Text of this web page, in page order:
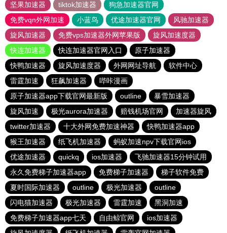
坚果加速器
tiktok加速器
狗急加速器官网
免费vqn外网加速
小蓝鸟 优途加速器官网
风驰加速器
旋风加速器
免费vps加速器外网苹果版
旋风加速度器
快连加速器
快连加速器官网入口
原子加速器
快鸭加速器
旋风加速度器 外网网址导航
软件中心
雷霆加速
狂飙加速器
哔咔漫画
原子加速器app下载官网最新版
outline
暴雪加速器
旋风加速
极光aurora加速器 赔钱机场官网
加速器旋风
twitter加速器
十大外网免费加速神器
快鸭加速器app
猴王加速器
纸飞机加速器
蚂蚁加速npv下载官网ios
优途加速器
quickq ios加速器
飞驰加速器15分钟试用
永久免费梯子加速器app
免费梯子加速器
梯子软件免费
夏时国际加速器
outline 极光加速器
outline
闪电猫加速器
极光加速器 雷霆加速
黑洞加速
免费梯子加速器app七天
自由鲸官网
ios加速器